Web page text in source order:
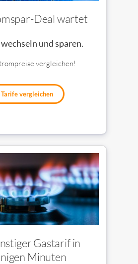
Deal wartet
und sparen.
vergleichen!
Tarife vergleichen
Gastarif in
Minuten